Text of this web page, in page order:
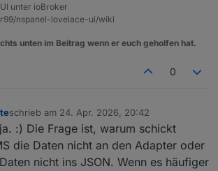
unter ioBroker
nspanel-lovelace-ui/wiki
unten im Beitrag wenn er euch geholfen hat.
0
schrieb am 24. Apr. 2026, 20:42
zuletzt editiert von
:) Die Frage ist, warum schickt
die Daten nicht an den Adapter oder
nicht ins JSON. Wenn es häufiger